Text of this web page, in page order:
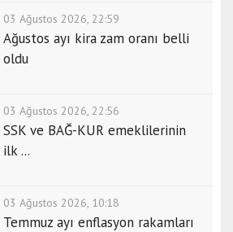
03 Ağustos 2026, 22:59
Ağustos ayı kira zam oranı belli
oldu
03 Ağustos 2026, 22:56
SSK ve BAĞ-KUR emeklilerinin
ilk ...
03 Ağustos 2026, 10:18
Temmuz ayı enflasyon rakamları